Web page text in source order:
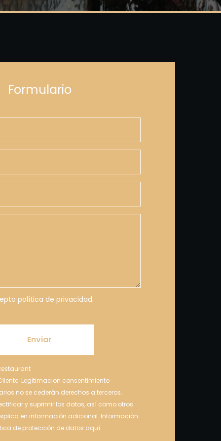
Formulario
política de privacidad.
Legitimacion consentimiento
no se cederán derechos a terceros.
y suprimir los datos, así como otros
en información adicional. Información
de protección de datos aquí.